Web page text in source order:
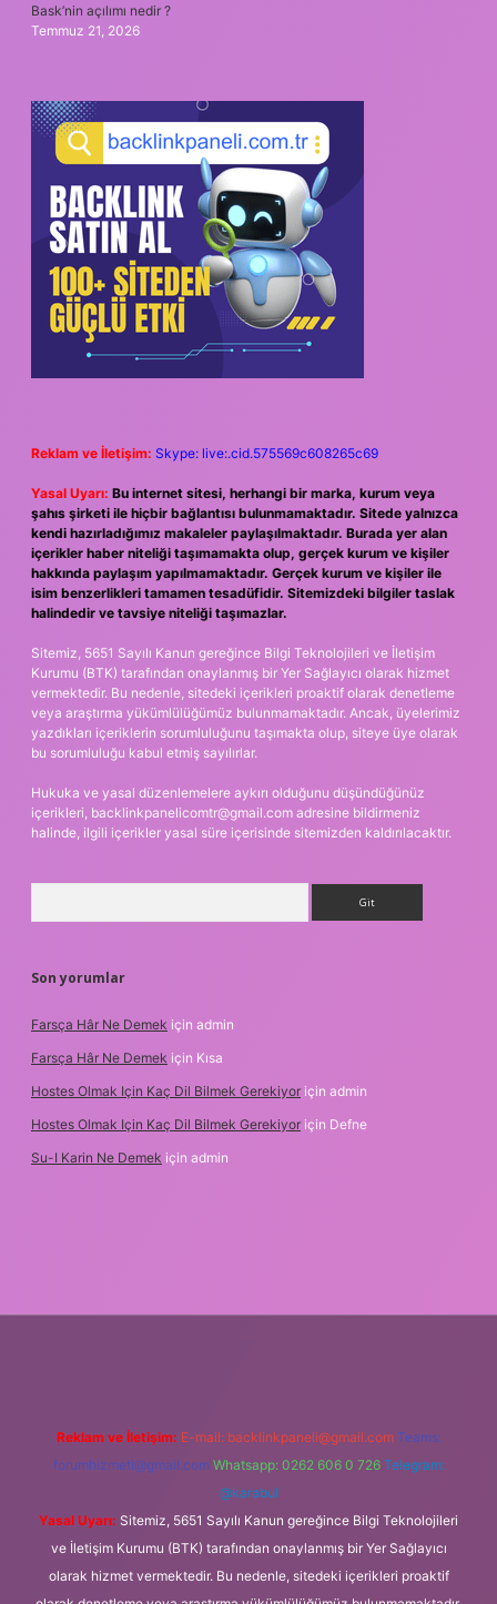
Bask’nin açılımı nedir ?
Temmuz 21, 2026
Reklam ve İletişim: Skype: live:.cid.575569c608265c69
Yasal Uyarı: Bu internet sitesi, herhangi bir marka, kurum veya
şahıs şirketi ile hiçbir bağlantısı bulunmamaktadır. Sitede yalnızca
kendi hazırladığımız makaleler paylaşılmaktadır. Burada yer alan
içerikler haber niteliği taşımamakta olup, gerçek kurum ve kişiler
hakkında paylaşım yapılmamaktadır. Gerçek kurum ve kişiler ile
isim benzerlikleri tamamen tesadüfidir. Sitemizdeki bilgiler taslak
halindedir ve tavsiye niteliği taşımazlar.
Sitemiz, 5651 Sayılı Kanun gereğince Bilgi Teknolojileri ve İletişim
Kurumu (BTK) tarafından onaylanmış bir Yer Sağlayıcı olarak hizmet
vermektedir. Bu nedenle, sitedeki içerikleri proaktif olarak denetleme
veya araştırma yükümlülüğümüz bulunmamaktadır. Ancak, üyelerimiz
yazdıkları içeriklerin sorumluluğunu taşımakta olup, siteye üye olarak
bu sorumluluğu kabul etmiş sayılırlar.
Hukuka ve yasal düzenlemelere aykırı olduğunu düşündüğünüz
içerikleri, backlinkpanelicomtr@gmail.com adresine bildirmeniz
halinde, ilgili içerikler yasal süre içerisinde sitemizden kaldırılacaktır.
Son yorumlar
Farsça Hâr Ne Demek için admin
Farsça Hâr Ne Demek için Kısa
Hostes Olmak Için Kaç Dil Bilmek Gerekiyor için admin
Hostes Olmak Için Kaç Dil Bilmek Gerekiyor için Defne
Su-I Karin Ne Demek için admin
Reklam ve İletişim: E-mail: backlinkpaneli@gmail.com Teams:
forumhizmeti@gmail.com Whatsapp: 0262 606 0 726 Telegram:
@karabul
Yasal Uyarı: Sitemiz, 5651 Sayılı Kanun gereğince Bilgi Teknolojileri
ve İletişim Kurumu (BTK) tarafından onaylanmış bir Yer Sağlayıcı
olarak hizmet vermektedir. Bu nedenle, sitedeki içerikleri proaktif